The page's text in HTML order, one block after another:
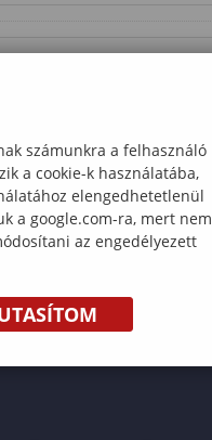
számunkra a felhasználó
a cookie-k használatába,
elengedhetetlenül
a google.com-ra, mert nem
az engedélyezett